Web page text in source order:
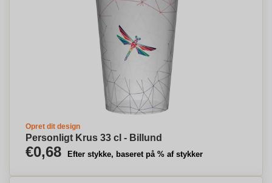
Opret dit design
Personligt Krus 33 cl - Billund
€0,68 Efter stykke, baseret på % af stykker